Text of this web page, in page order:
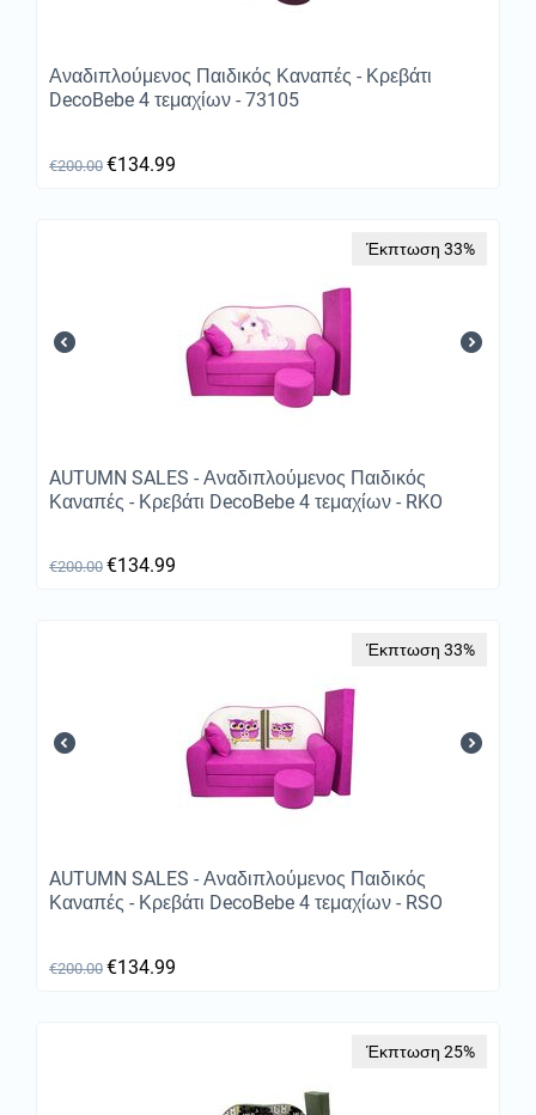
Αναδιπλούμενος Παιδικός Καναπές - Κρεβάτι
DecoBebe 4 τεμαχίων - 73105
€200.00 €134.99
Έκπτωση 33%
AUTUMN SALES - Αναδιπλούμενος Παιδικός
Καναπές - Κρεβάτι DecoBebe 4 τεμαχίων - RKO
€200.00 €134.99
Έκπτωση 33%
AUTUMN SALES - Αναδιπλούμενος Παιδικός
Καναπές - Κρεβάτι DecoBebe 4 τεμαχίων - RSO
€200.00 €134.99
Έκπτωση 25%